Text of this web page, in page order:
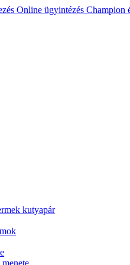
Online ügyintézés Champion
kutyapár